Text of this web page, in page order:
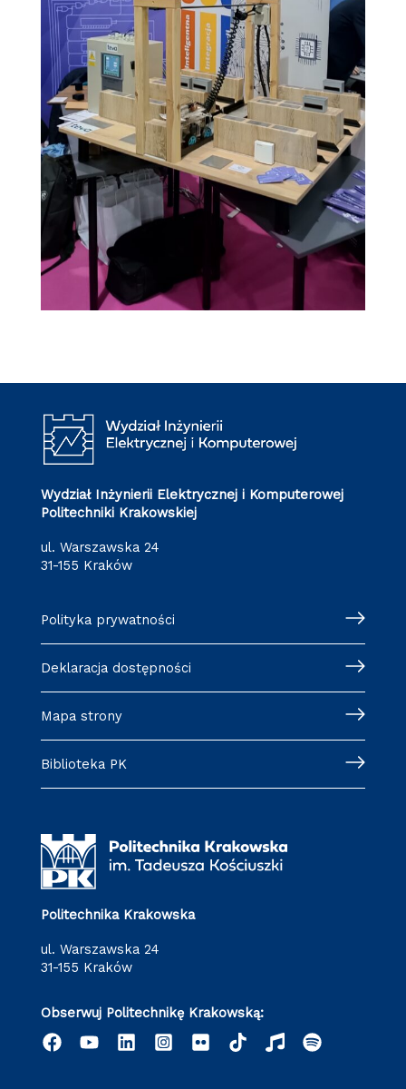
Wydział Inżynierii Elektrycznej i Komputerowej
Politechniki Krakowskiej
ul. Warszawska 24
31-155 Kraków
Polityka prywatności
Deklaracja dostępności
Mapa strony
Biblioteka PK
Politechnika Krakowska
ul. Warszawska 24
31-155 Kraków
Obserwuj Politechnikę Krakowską: